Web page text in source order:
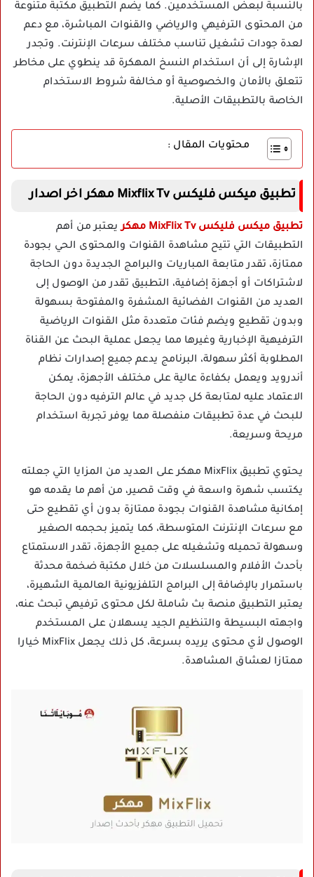
بالنسبة لبعض المستخدمين. كما يضم التطبيق مكتبة متنوعة
من المحتوى الترفيهي والرياضي والقنوات المباشرة، مع دعم
لعدة جودات تشغيل تناسب مختلف سرعات الإنترنت. وتجدر
الإشارة إلى أن استخدام النسخ المهكرة قد ينطوي على مخاطر
تتعلق بالأمان والخصوصية أو مخالفة شروط الاستخدام
الخاصة بالتطبيقات الأصلية.
محتويات المقال :
تطبيق ميكس فليكس Mixflix Tv مهكر اخر اصدار
تطبيق ميكس فليكس MixFlix Tv مهكر
يعتبر من أهم
التطبيقات التي تتيح مشاهدة القنوات والمحتوى الحي بجودة
ممتازة، تقدر متابعة المباريات والبرامج الجديدة دون الحاجة
لاشتراكات أو أجهزة إضافية، التطبيق تقدر من الوصول إلى
العديد من القنوات الفضائية المشفرة والمفتوحة بسهولة
وبدون تقطيع ويضم فئات متعددة مثل القنوات الرياضية
الترفيهية الإخبارية وغيرها مما يجعل عملية البحث عن القناة
المطلوبة أكثر سهولة، البرنامج يدعم جميع إصدارات نظام
أندرويد ويعمل بكفاءة عالية على مختلف الأجهزة، يمكن
الاعتماد عليه لمتابعة كل جديد في عالم الترفيه دون الحاجة
للبحث في عدة تطبيقات منفصلة مما يوفر تجربة استخدام
مريحة وسريعة.
يحتوي تطبيق MixFlix مهكر على العديد من المزايا التي جعلته
يكتسب شهرة واسعة في وقت قصير، من أهم ما يقدمه هو
إمكانية مشاهدة القنوات بجودة ممتازة بدون أي تقطيع حتى
مع سرعات الإنترنت المتوسطة، كما يتميز بحجمه الصغير
وسهولة تحميله وتشغيله على جميع الأجهزة، تقدر الاستمتاع
بأحدث الأفلام والمسلسلات من خلال مكتبة ضخمة محدثة
باستمرار بالإضافة إلى البرامج التلفزيونية العالمية الشهيرة،
يعتبر التطبيق منصة بث شاملة لكل محتوى ترفيهي تبحث عنه،
واجهته البسيطة والتنظيم الجيد يسهلان على المستخدم
الوصول لأي محتوى يريده بسرعة، كل ذلك يجعل MixFlix خيارا
ممتازا لعشاق المشاهدة.